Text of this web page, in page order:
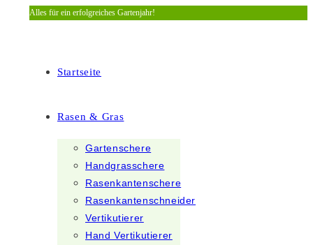
Zum
Alles für ein erfolgreiches Gartenjahr!
Startseite
Rasen & Gras
Gartenschere
Handgrasschere
Rasenkantenschere
Rasenkantenschneider
Vertikutierer
Hand Vertikutierer